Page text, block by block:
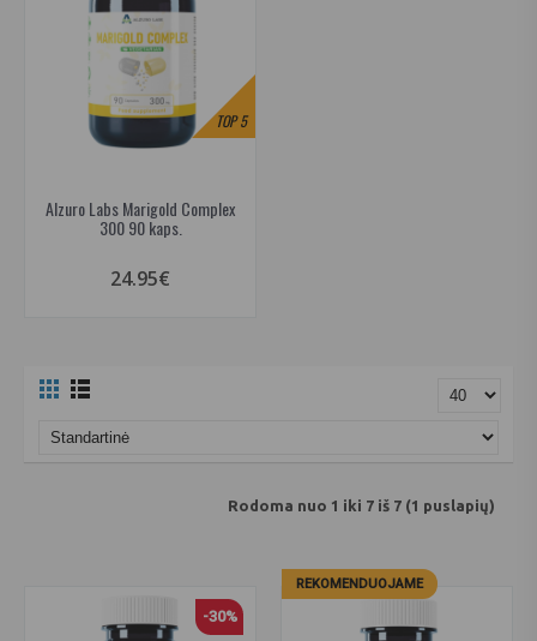
TOP5
Alzuro Labs Marigold Complex
300 90 kaps.
24.95€
Rodoma nuo 1 iki 7 iš 7 (1 puslapių)
-30%
REKOMENDUOJAME